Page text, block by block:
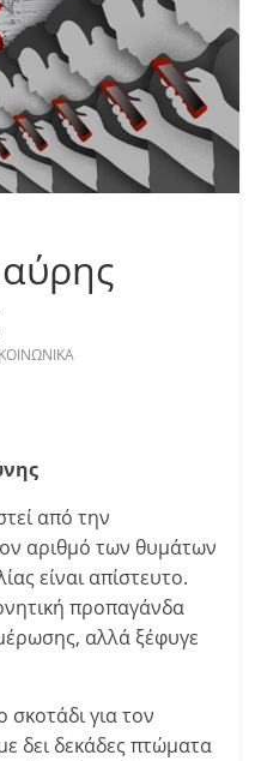
ΚΟΙΝΩΝΙΚΑ
από την
αριθμό των θυμάτων
είναι απίστευτο.
προπαγάνδα
αλλά ξέφυγε
για τον
δει δεκάδες πτώματα